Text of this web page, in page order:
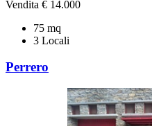
Vendita € 14.000
75 mq
3 Locali
Perrero